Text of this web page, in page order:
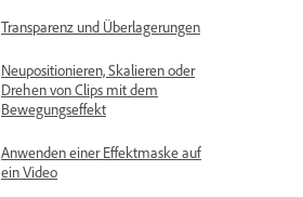
Transparenz und Überlagerungen
Neupositionieren, Skalieren oder
Drehen von Clips mit dem
Bewegungseffekt
Anwenden einer Effektmaske auf
ein Video